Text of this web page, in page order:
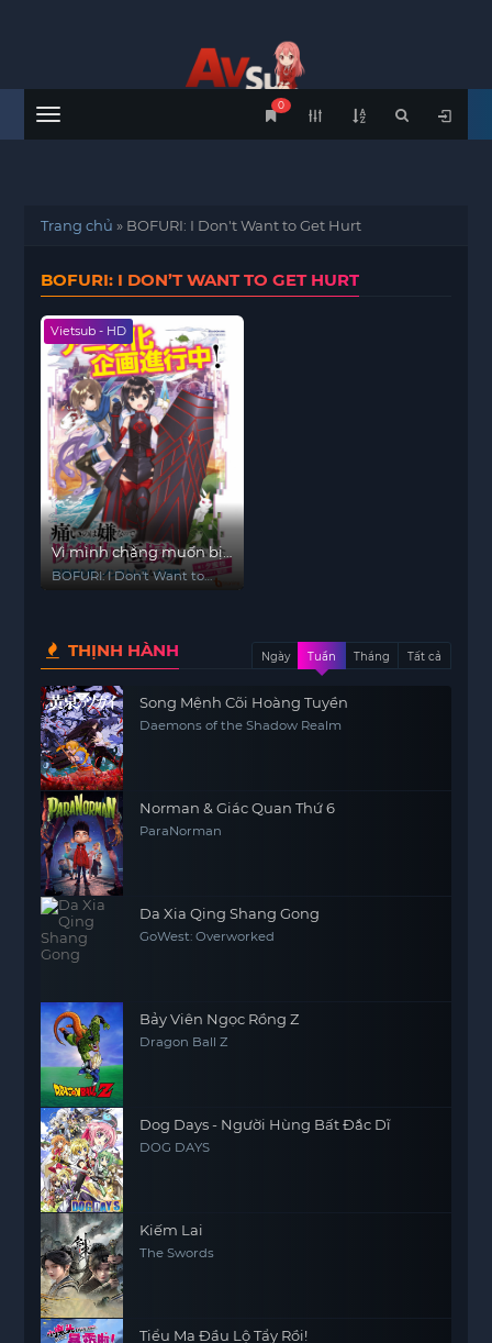
Menu
0
Trang chủ » BOFURI: I Don't Want to Get Hurt
BOFURI: I DON’T WANT TO GET HURT
Vietsub - HD
Vì mình chẳng muốn bị
đau nên mình sẽ nâng
BOFURI: I Don't Want to
THỊNH HÀNH Ngày Tuần Tháng Tất cả
Song Mệnh Cõi Hoàng Tuyền
Daemons of the Shadow Realm
Norman & Giác Quan Thứ 6
ParaNorman
Da Xia Qing Shang Gong
GoWest: Overworked
Bảy Viên Ngọc Rồng Z
Dragon Ball Z
Dog Days - Người Hùng Bất Đắc Dĩ
DOG DAYS
Kiếm Lai
The Swords
Tiểu Ma Đầu Lộ Tẩy Rồi!